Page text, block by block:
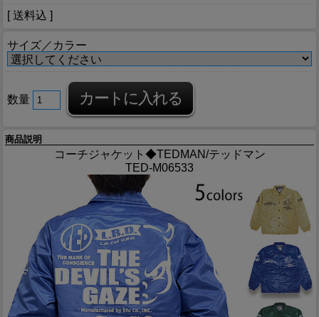
[ 送料込 ]
サイズ／カラー
数量
商品説明
コーチジャケット◆TEDMAN/テッドマン
TED-M06533